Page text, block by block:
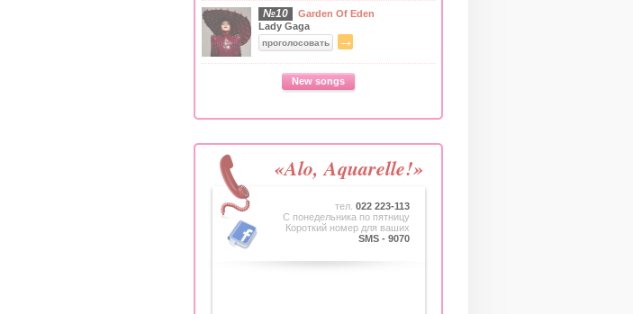
№10
Garden Of Eden
Lady Gaga
проголосовать →
New songs
«Alo, Aquarelle!»
тел. 022 223-113
C понедельника по пятницу
Короткий номер для ваших
SMS - 9070